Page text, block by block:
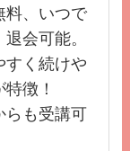
料、いつで
会可能。
く続けや
徴！
らも受講可